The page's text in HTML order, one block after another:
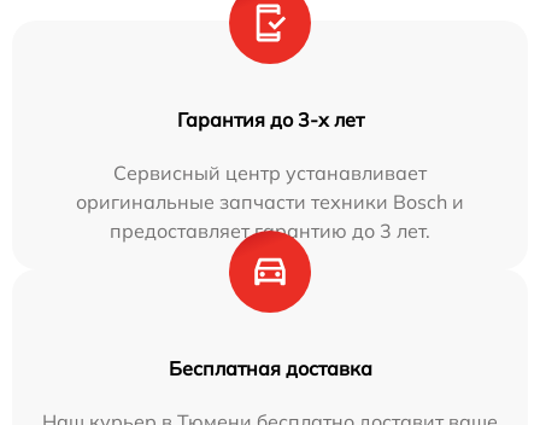
Гарантия до 3-х лет
Сервисный центр устанавливает
оригинальные запчасти техники Bosch и
предоставляет гарантию до 3 лет.
Бесплатная доставка